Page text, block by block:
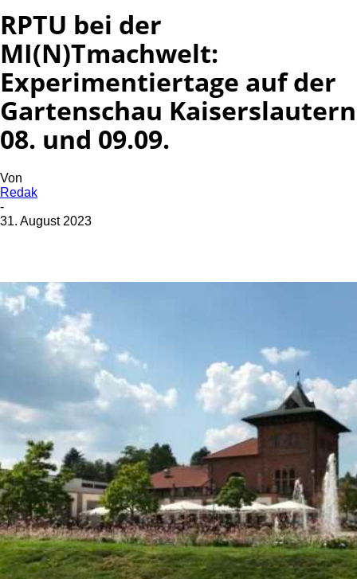
RPTU bei der
MI(N)Tmachwelt:
Experimentiertage auf der
Gartenschau Kaiserslautern
08. und 09.09.
Von
Redak
-
31. August 2023